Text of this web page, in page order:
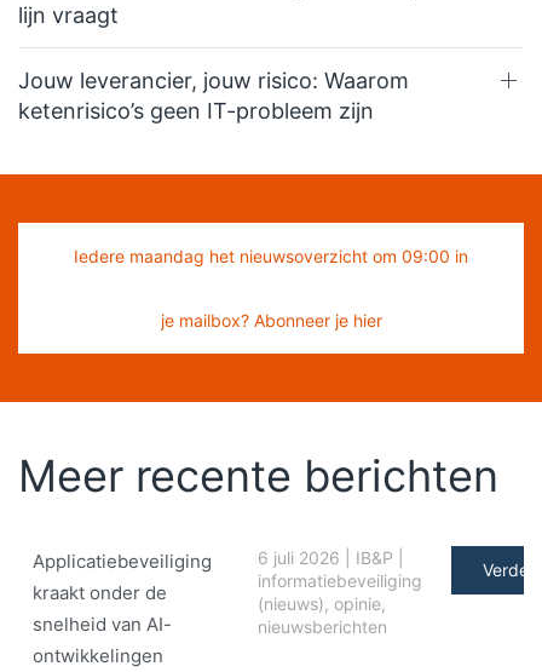
lijn vraagt
Jouw leverancier, jouw risico: Waarom
ketenrisico’s geen IT-probleem zijn
Iedere maandag het nieuwsoverzicht om 09:00 in
je mailbox? Abonneer je hier
Meer recente berichten
Applicatiebeveiliging
kraakt onder de
snelheid van AI-
ontwikkelingen
6 juli 2026 IB&P
informatiebeveiliging
(nieuws), opinie,
nieuwsberichten
Verder